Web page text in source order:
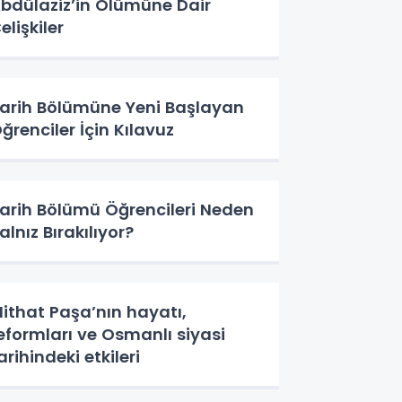
Ölümüne Dair
Bölümüne Yeni Başlayan
İçin Kılavuz
Bölümü Öğrencileri Neden
Bırakılıyor?
Paşa’nın hayatı,
ve Osmanlı siyasi
etkileri